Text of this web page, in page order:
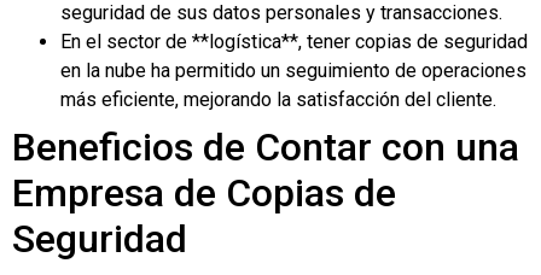
seguridad de sus datos personales y transacciones.
En el sector de **logística**, tener copias de seguridad
en la nube ha permitido un seguimiento de operaciones
más eficiente, mejorando la satisfacción del cliente.
Beneficios de Contar con una
Empresa de Copias de
Seguridad